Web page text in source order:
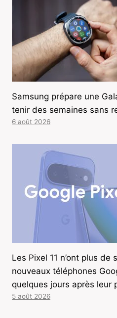
Samsung prépare une
tenir des semaines sans
6 août 2026
Les Pixel 11 n’ont plus de
nouveaux téléphones
quelques jours après leur
5 août 2026